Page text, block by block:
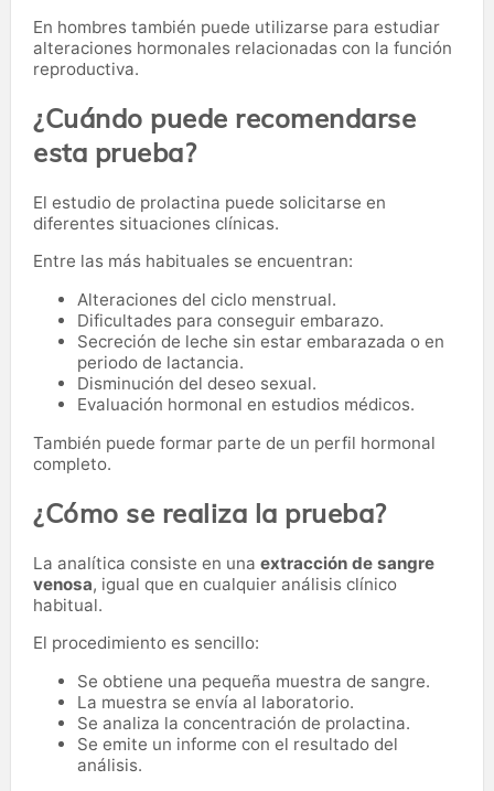
En hombres también puede utilizarse para estudiar
alteraciones hormonales relacionadas con la función
reproductiva.
¿Cuándo puede recomendarse
esta prueba?
El estudio de prolactina puede solicitarse en
diferentes situaciones clínicas.
Entre las más habituales se encuentran:
Alteraciones del ciclo menstrual.
Dificultades para conseguir embarazo.
Secreción de leche sin estar embarazada o en
periodo de lactancia.
Disminución del deseo sexual.
Evaluación hormonal en estudios médicos.
También puede formar parte de un perfil hormonal
completo.
¿Cómo se realiza la prueba?
La analítica consiste en una extracción de sangre
venosa, igual que en cualquier análisis clínico
habitual.
El procedimiento es sencillo:
Se obtiene una pequeña muestra de sangre.
La muestra se envía al laboratorio.
Se analiza la concentración de prolactina.
Se emite un informe con el resultado del
análisis.